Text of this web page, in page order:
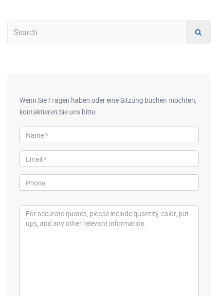
Wenn Sie Fragen haben oder eine Sitzung buchen möchten,
kontaktieren Sie uns bitte.